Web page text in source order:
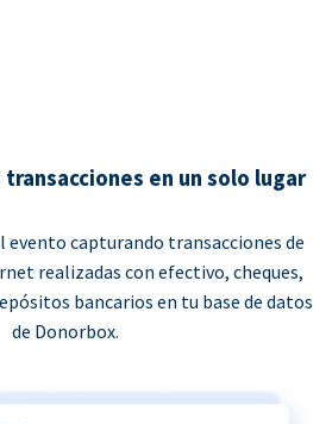
en un solo lugar
capturando transacciones de
realizadas con efectivo, cheques,
bancarios en tu base de datos
de Donorbox.